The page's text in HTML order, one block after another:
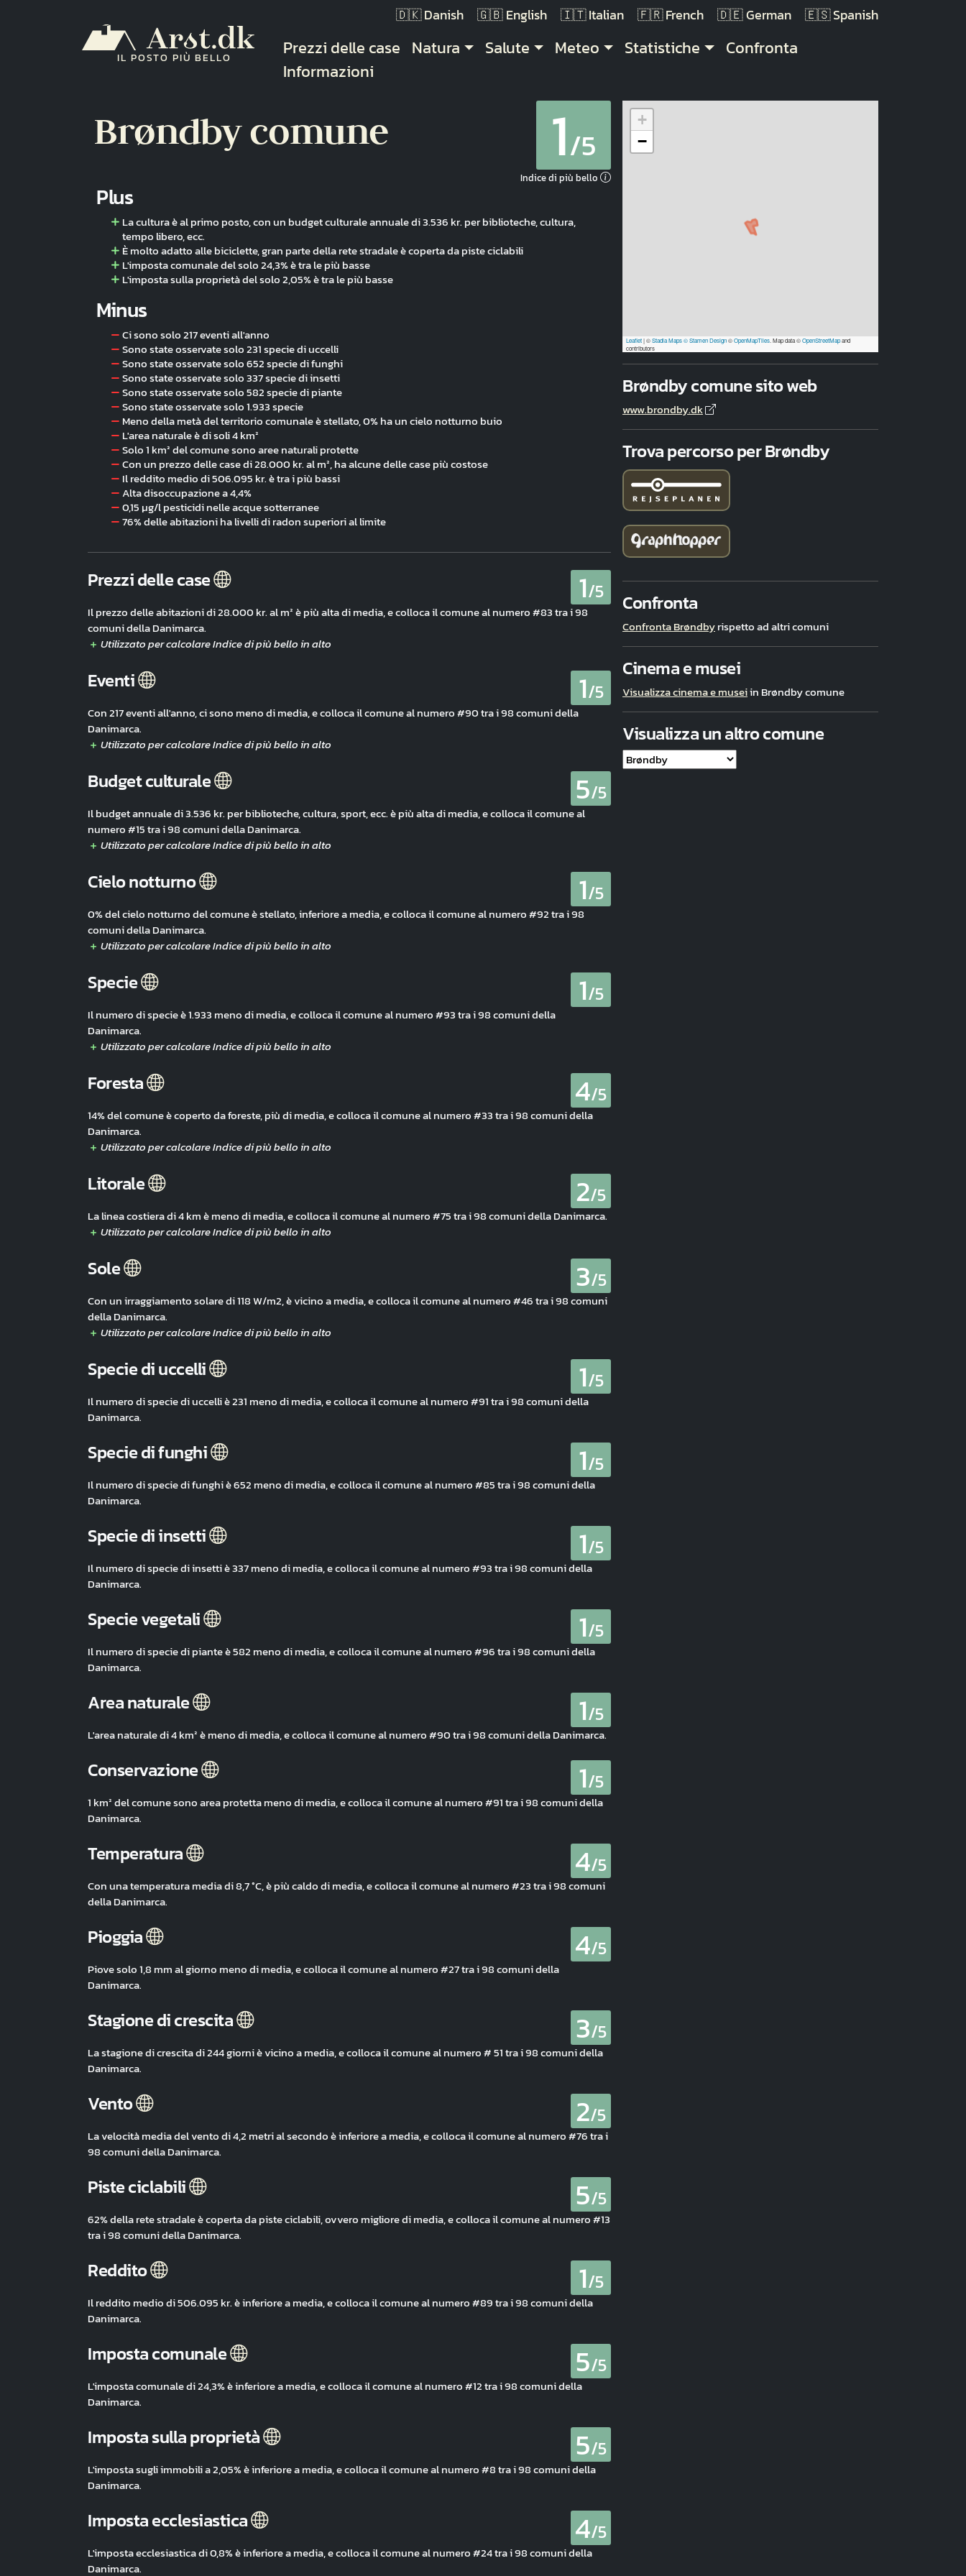
IL POSTO PIÙ BELLO
Danish English Italian French German Spanish
Navigazione principale
Prezzi delle case Natura Salute Meteo Statistiche
Confronta
Informazioni
Brøndby comune 1/5
Indice di più bello
Plus
La cultura è al primo posto, con un budget culturale annuale di 3.536 kr. per biblioteche, cultura,
tempo libero, ecc.
È molto adatto alle biciclette, gran parte della rete stradale è coperta da piste ciclabili
L'imposta comunale del solo 24,3% è tra le più basse
L'imposta sulla proprietà del solo 2,05% è tra le più basse
Minus
Ci sono solo 217 eventi all'anno
Sono state osservate solo 231 specie di uccelli
Sono state osservate solo 652 specie di funghi
Sono state osservate solo 337 specie di insetti
Sono state osservate solo 582 specie di piante
Sono state osservate solo 1.933 specie
Meno della metà del territorio comunale è stellato, 0% ha un cielo notturno buio
L'area naturale è di soli 4 km²
Solo 1 km² del comune sono aree naturali protette
Con un prezzo delle case di 28.000 kr. al m², ha alcune delle case più costose
Il reddito medio di 506.095 kr. è tra i più bassi
Alta disoccupazione a 4,4%
0,15 µg/l pesticidi nelle acque sotterranee
76% delle abitazioni ha livelli di radon superiori al limite
Prezzi delle case 1/5
Il prezzo delle abitazioni di 28.000 kr. al m² è più alta di media, e colloca il comune al numero #83 tra i 98
comuni della Danimarca.
Eventi 1/5
Con 217 eventi all'anno, ci sono meno di media, e colloca il comune al numero #90 tra i 98 comuni della
Danimarca.
Budget culturale 5/5
Il budget annuale di 3.536 kr. per biblioteche, cultura, sport, ecc. è più alta di media, e colloca il comune al
numero #15 tra i 98 comuni della Danimarca.
Cielo notturno 1/5
0% del cielo notturno del comune è stellato, inferiore a media, e colloca il comune al numero #92 tra i 98
comuni della Danimarca.
Specie 1/5
Il numero di specie è 1.933 meno di media, e colloca il comune al numero #93 tra i 98 comuni della
Danimarca.
Foresta 4/5
14% del comune è coperto da foreste, più di media, e colloca il comune al numero #33 tra i 98 comuni della
Danimarca.
Litorale 2/5
La linea costiera di 4 km è meno di media, e colloca il comune al numero #75 tra i 98 comuni della Danimarca.
Sole 3/5
Con un irraggiamento solare di 118 W/m2, è vicino a media, e colloca il comune al numero #46 tra i 98 comuni
della Danimarca.
Specie di uccelli 1/5
Il numero di specie di uccelli è 231 meno di media, e colloca il comune al numero #91 tra i 98 comuni della
Danimarca.
Specie di funghi 1/5
Il numero di specie di funghi è 652 meno di media, e colloca il comune al numero #85 tra i 98 comuni della
Danimarca.
Specie di insetti 1/5
Il numero di specie di insetti è 337 meno di media, e colloca il comune al numero #93 tra i 98 comuni della
Danimarca.
Specie vegetali 1/5
Il numero di specie di piante è 582 meno di media, e colloca il comune al numero #96 tra i 98 comuni della
Danimarca.
Area naturale 1/5
L'area naturale di 4 km² è meno di media, e colloca il comune al numero #90 tra i 98 comuni della Danimarca.
Conservazione 1/5
1 km² del comune sono area protetta meno di media, e colloca il comune al numero #91 tra i 98 comuni della
Danimarca.
Temperatura 4/5
Con una temperatura media di 8,7 °C, è più caldo di media, e colloca il comune al numero #23 tra i 98 comuni
della Danimarca.
Pioggia 4/5
Piove solo 1,8 mm al giorno meno di media, e colloca il comune al numero #27 tra i 98 comuni della
Danimarca.
Stagione di crescita 3/5
La stagione di crescita di 244 giorni è vicino a media, e colloca il comune al numero # 51 tra i 98 comuni della
Danimarca.
Vento 2/5
La velocità media del vento di 4,2 metri al secondo è inferiore a media, e colloca il comune al numero #76 tra i
98 comuni della Danimarca.
Piste ciclabili 5/5
62% della rete stradale è coperta da piste ciclabili, ovvero migliore di media, e colloca il comune al numero #13
tra i 98 comuni della Danimarca.
Reddito 1/5
Il reddito medio di 506.095 kr. è inferiore a media, e colloca il comune al numero #89 tra i 98 comuni della
Danimarca.
Imposta comunale 5/5
L'imposta comunale di 24,3% è inferiore a media, e colloca il comune al numero #12 tra i 98 comuni della
Danimarca.
Imposta sulla proprietà 5/5
L'imposta sugli immobili a 2,05% è inferiore a media, e colloca il comune al numero #8 tra i 98 comuni della
Danimarca.
Imposta ecclesiastica 4/5
L'imposta ecclesiastica di 0,8% è inferiore a media, e colloca il comune al numero #24 tra i 98 comuni della
Danimarca.
+
−
Leaflet|©Stadia Maps© Stamen Design©OpenMapTiles . Map data ©OpenStreetMapand
contributors
Brøndby comune sito web
www.brondby.dk
Trova percorso per Brøndby
Confronta
Confronta Brøndbyrispetto ad altri comuni
Cinema e musei
Visualizza cinema e museiin Brøndby comune
Visualizza un altro comune